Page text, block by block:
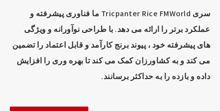
سری Tricpanter Rice FMWorld ما فناوری پیشرفته و
عملکرد برتر را ارائه می دهد. با طراحی نوآورانه و ویژگی
های پیشرفته خود ، پیوند برنج کارآمد و قابل اعتماد را تضمین
می کند و به کشاورزان کمک می کند تا بهره وری را افزایش
داده و بازده را به حداکثر برسانند.